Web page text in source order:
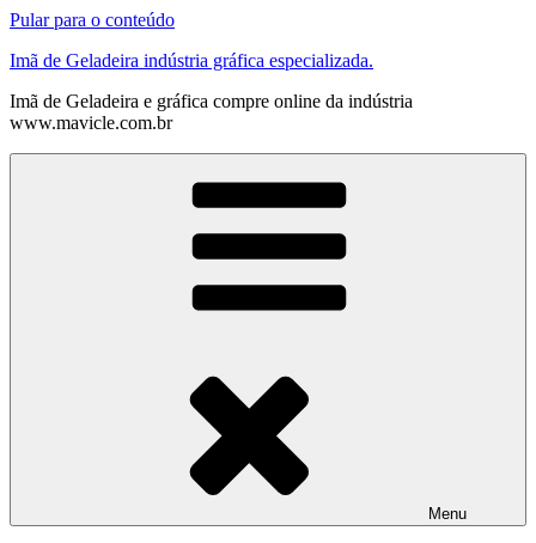
Pular para o conteúdo
Imã de Geladeira indústria gráfica especializada.
Imã de Geladeira e gráfica compre online da indústria
www.mavicle.com.br
Menu